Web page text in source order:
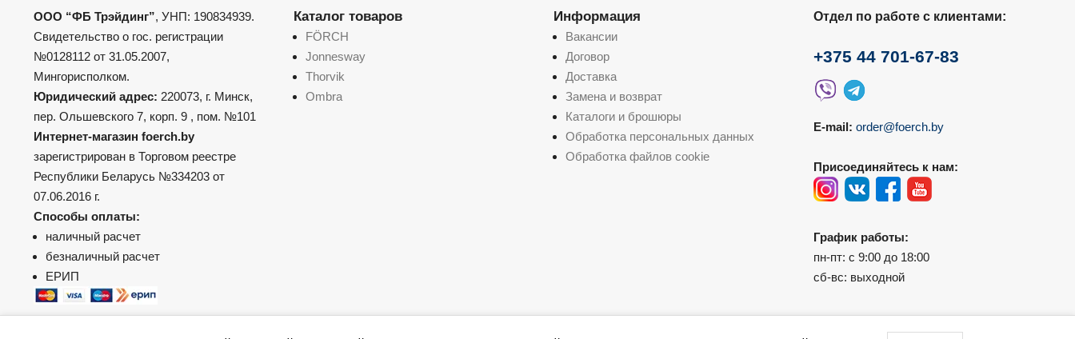
ООО “ФБ Трэйдинг”, УНП: 190834939.
Свидетельство о гос. регистрации
№0128112 от 31.05.2007,
Мингорисполком.
Юридический адрес: 220073, г. Минск,
пер. Ольшевского 7, корп. 9 , пом. №101
Интернет-магазин foerch.by
зарегистрирован в Торговом реестре
Республики Беларусь №334203 от
07.06.2016 г.
Способы оплаты:
наличный расчет
безналичный расчет
ЕРИП
Каталог товаров
FÖRCH
Jonnesway
Thorvik
Ombra
Информация
Вакансии
Договор
Доставка
Замена и возврат
Каталоги и брошюры
Обработка персональных данных
Обработка файлов cookie
Отдел по работе с клиентами:
+375 44 701-67-83
E-mail: order@foerch.by
Присоединяйтесь к нам:
График работы:
пн-пт: с 9:00 до 18:00
сб-вс: выходной